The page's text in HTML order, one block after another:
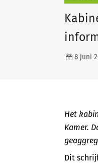
8 juni
Het
Kamer.
Dit